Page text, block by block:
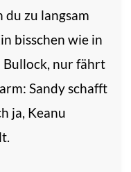
zu langsam
bisschen wie in
Bullock, nur fährt
Sandy schafft
ja, Keanu